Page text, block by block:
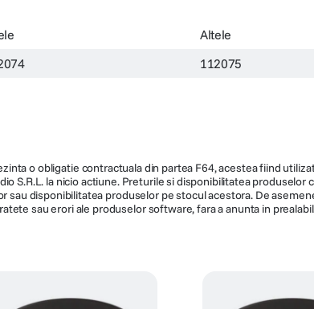
Altele
112075
o obligatie contractuala din partea F64, acestea fiind
S.R.L. la nicio actiune. Preturile si disponibilitatea
disponibilitatea produselor pe stocul acestora. De
sau erori ale produselor software, fara a anunta in